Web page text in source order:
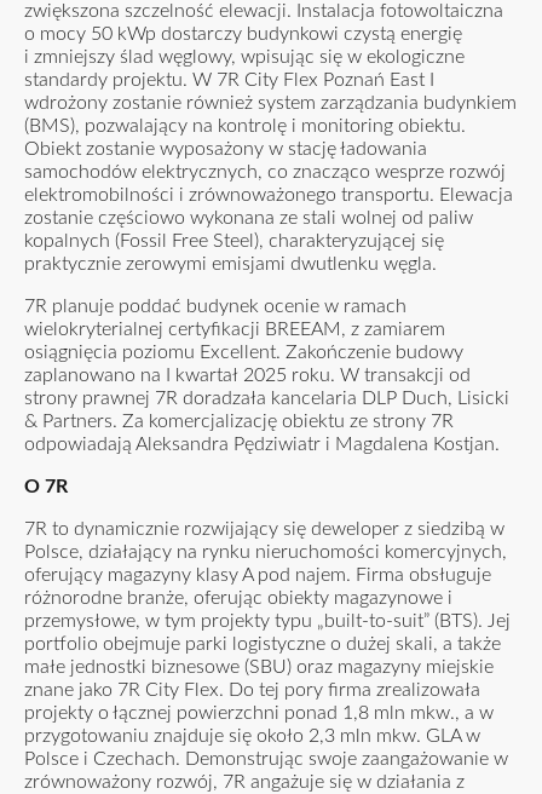
zwiększona szczelność elewacji. Instalacja fotowoltaiczna
o mocy 50 kWp dostarczy budynkowi czystą energię
i zmniejszy ślad węglowy, wpisując się w ekologiczne
standardy projektu. W 7R City Flex Poznań East I
wdrożony zostanie również system zarządzania budynkiem
(BMS), pozwalający na kontrolę i monitoring obiektu.
Obiekt zostanie wyposażony w stację ładowania
samochodów elektrycznych, co znacząco wesprze rozwój
elektromobilności i zrównoważonego transportu. Elewacja
zostanie częściowo wykonana ze stali wolnej od paliw
kopalnych (Fossil Free Steel), charakteryzującej się
praktycznie zerowymi emisjami dwutlenku węgla.
7R planuje poddać budynek ocenie w ramach
wielokryterialnej certyfikacji BREEAM, z zamiarem
osiągnięcia poziomu Excellent. Zakończenie budowy
zaplanowano na I kwartał 2025 roku. W transakcji od
strony prawnej 7R doradzała kancelaria DLP Duch, Lisicki
& Partners. Za komercjalizację obiektu ze strony 7R
odpowiadają Aleksandra Pędziwiatr i Magdalena Kostjan.
O 7R
7R to dynamicznie rozwijający się deweloper z siedzibą w
Polsce, działający na rynku nieruchomości komercyjnych,
oferujący magazyny klasy A pod najem. Firma obsługuje
różnorodne branże, oferując obiekty magazynowe i
przemysłowe, w tym projekty typu „built-to-suit” (BTS). Jej
portfolio obejmuje parki logistyczne o dużej skali, a także
małe jednostki biznesowe (SBU) oraz magazyny miejskie
znane jako 7R City Flex. Do tej pory firma zrealizowała
projekty o łącznej powierzchni ponad 1,8 mln mkw., a w
przygotowaniu znajduje się około 2,3 mln mkw. GLA w
Polsce i Czechach. Demonstrując swoje zaangażowanie w
zrównoważony rozwój, 7R angażuje się w działania z